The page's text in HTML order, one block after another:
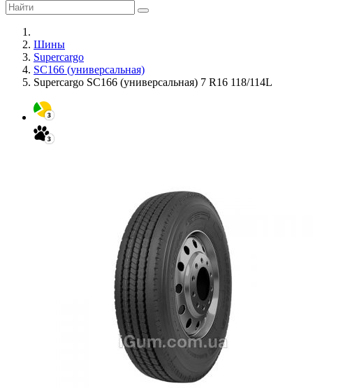
Шины
Supercargo
SC166 (универсальная)
Supercargo SC166 (универсальная) 7 R16 118/114L